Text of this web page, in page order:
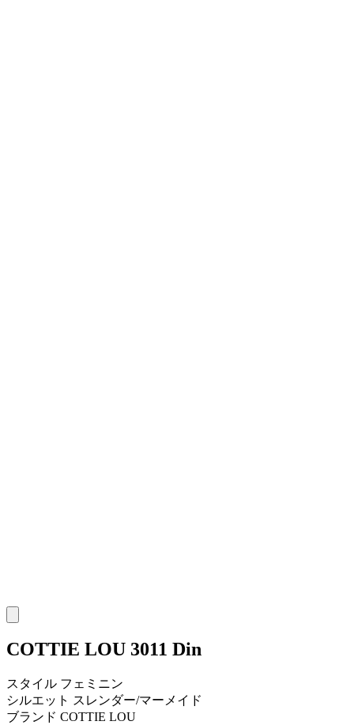
COTTIE LOU 3011 Din
スタイル フェミニン
シルエット スレンダー/マーメイド
ブランド COTTIE LOU